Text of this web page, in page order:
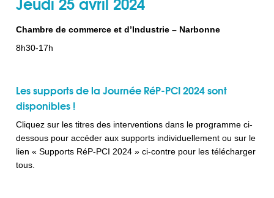
Chambre de commerce et d’Industrie – Narbonne
8h30-17h
Les supports de la Journée RéP-PCI 2024 sont
disponibles !
Cliquez sur les titres des interventions dans le programme ci-
dessous pour accéder aux supports individuellement ou sur le
lien « Supports RéP-PCI 2024 » ci-contre pour les télécharger
tous.